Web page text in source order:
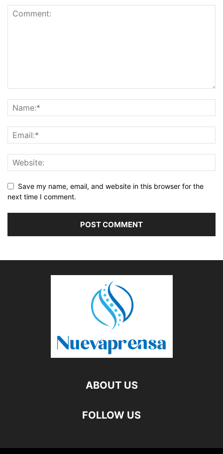
Save my name, email, and website in this browser for the
next time I comment.
ABOUT US
FOLLOW US